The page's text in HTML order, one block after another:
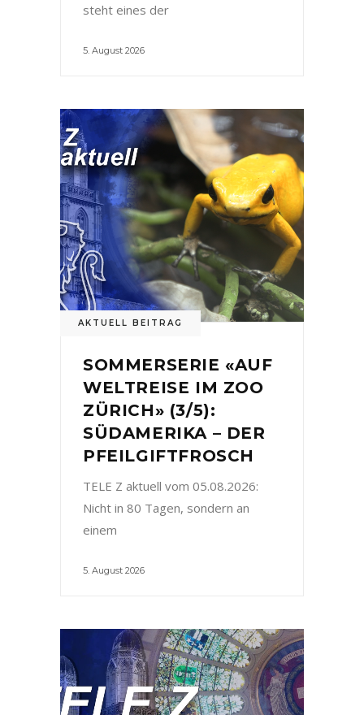
steht eines der
5. August 2026
AKTUELL BEITRAG
SOMMERSERIE «AUF
WELTREISE IM ZOO
ZÜRICH» (3/5):
SÜDAMERIKA – DER
PFEILGIFTFROSCH
TELE Z aktuell vom 05.08.2026:
Nicht in 80 Tagen, sondern an
einem
5. August 2026